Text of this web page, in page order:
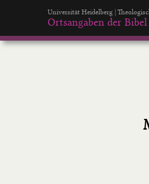
Universität Heidelberg |
Ortsangaben der Bibel